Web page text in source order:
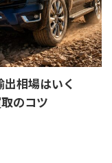
出相場はいく
のコツ